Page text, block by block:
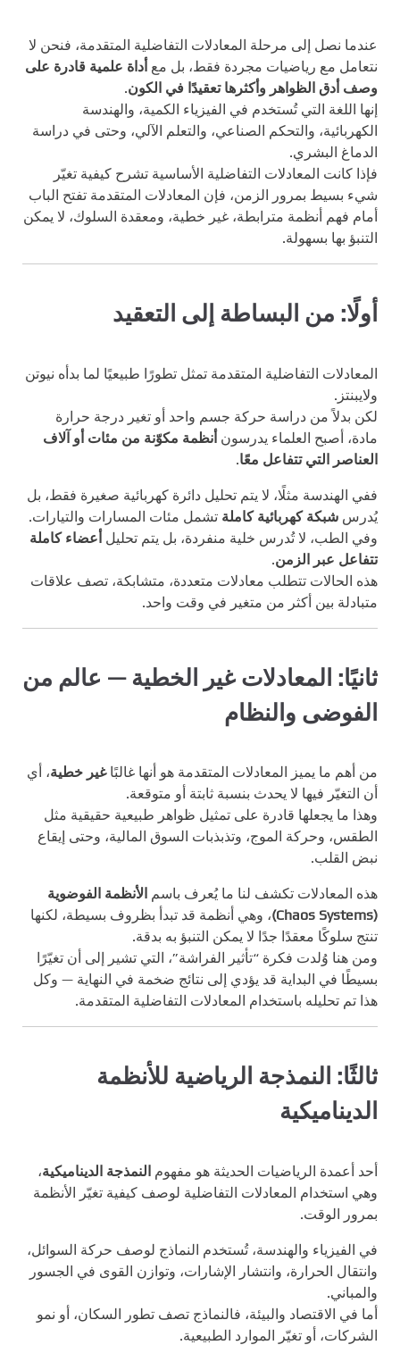
عندما نصل إلى مرحلة المعادلات التفاضلية المتقدمة، فنحن لا
نتعامل مع رياضيات مجردة فقط، بل مع أداة علمية قادرة على
وصف أدق الظواهر وأكثرها تعقيدًا في الكون.
إنها اللغة التي تُستخدم في الفيزياء الكمية، والهندسة
الكهربائية، والتحكم الصناعي، والتعلم الآلي، وحتى في دراسة
الدماغ البشري.
فإذا كانت المعادلات التفاضلية الأساسية تشرح كيفية تغيّر
شيء بسيط بمرور الزمن، فإن المعادلات المتقدمة تفتح الباب
أمام فهم أنظمة مترابطة، غير خطية، ومعقدة السلوك، لا يمكن
التنبؤ بها بسهولة.
أولًا: من البساطة إلى التعقيد
المعادلات التفاضلية المتقدمة تمثل تطورًا طبيعيًا لما بدأه نيوتن
ولايبنتز.
لكن بدلاً من دراسة حركة جسم واحد أو تغير درجة حرارة
مادة، أصبح العلماء يدرسون أنظمة مكوّنة من مئات أو آلاف
العناصر التي تتفاعل معًا.
ففي الهندسة مثلًا، لا يتم تحليل دائرة كهربائية صغيرة فقط، بل
يُدرس شبكة كهربائية كاملة تشمل مئات المسارات والتيارات.
وفي الطب، لا تُدرس خلية منفردة، بل يتم تحليل أعضاء كاملة
تتفاعل عبر الزمن.
هذه الحالات تتطلب معادلات متعددة، متشابكة، تصف علاقات
متبادلة بين أكثر من متغير في وقت واحد.
ثانيًا: المعادلات غير الخطية — عالم من
الفوضى والنظام
من أهم ما يميز المعادلات المتقدمة هو أنها غالبًاغير خطية، أي
أن التغيّر فيها لا يحدث بنسبة ثابتة أو متوقعة.
وهذا ما يجعلها قادرة على تمثيل ظواهر طبيعية حقيقية مثل
الطقس، وحركة الموج، وتذبذبات السوق المالية، وحتى إيقاع
نبض القلب.
هذه المعادلات تكشف لنا ما يُعرف باسم الأنظمة الفوضوية
(Chaos Systems)
، وهي أنظمة قد تبدأ بظروف بسيطة، لكنها
تنتج سلوكًا معقدًا جدًا لا يمكن التنبؤ به بدقة.
ومن هنا وُلدت فكرة “تأثير الفراشة”، التي تشير إلى أن تغيّرًا
بسيطًا في البداية قد يؤدي إلى نتائج ضخمة في النهاية — وكل
هذا تم تحليله باستخدام المعادلات التفاضلية المتقدمة.
ثالثًا: النمذجة الرياضية للأنظمة
الديناميكية
أحد أعمدة الرياضيات الحديثة هو مفهوم النمذجة الديناميكية،
وهي استخدام المعادلات التفاضلية لوصف كيفية تغيّر الأنظمة
بمرور الوقت.
في الفيزياء والهندسة، تُستخدم النماذج لوصف حركة السوائل،
وانتقال الحرارة، وانتشار الإشارات، وتوازن القوى في الجسور
والمباني.
أما في الاقتصاد والبيئة، فالنماذج تصف تطور السكان، أو نمو
الشركات، أو تغيّر الموارد الطبيعية.